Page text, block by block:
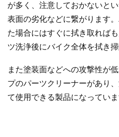
が多く、注意しておかないと
表面の劣化などに繋がります
た場合にはすぐに拭き取れば
ツ洗浄後にバイク全体を拭き
また塗装面などへの攻撃性が
プのパーツクリーナーがあり
て使用できる製品になっていま